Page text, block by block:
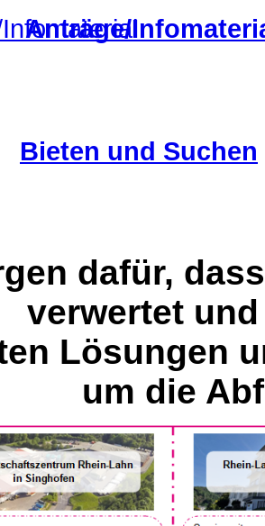
Anträge/
Bieten und Suchen
dafür,
verwertet
Lösungen
um die